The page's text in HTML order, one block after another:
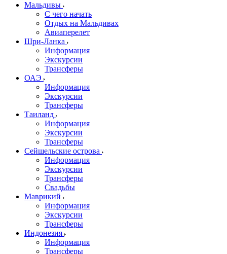
Мальдивы
С чего начать
Отдых на Мальдивах
Авиаперелет
Шри-Ланка
Информация
Экскурсии
Трансферы
ОАЭ
Информация
Экскурсии
Трансферы
Таиланд
Информация
Экскурсии
Трансферы
Сейшельские острова
Информация
Экскурсии
Трансферы
Свадьбы
Маврикий
Информация
Экскурсии
Трансферы
Индонезия
Информация
Трансферы